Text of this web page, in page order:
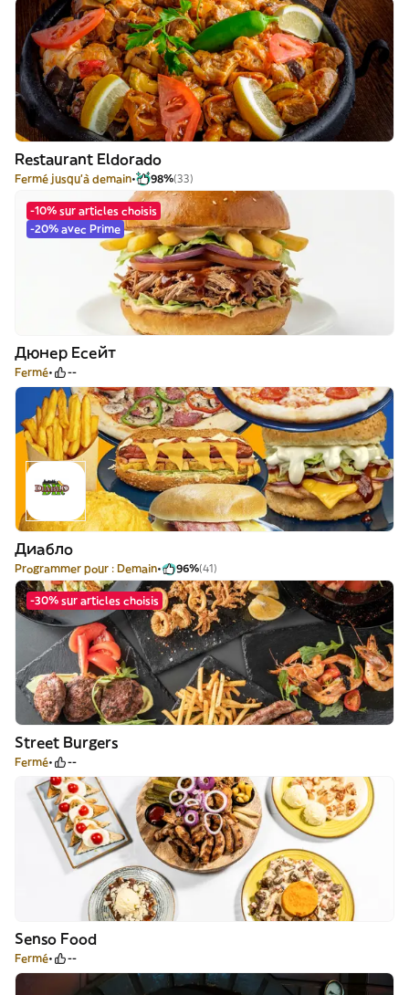
Restaurant Eldorado
Fermé jusqu'à demain 98%(33)
-10% sur articles choisis
-20% avec Prime
Дюнер Есейт
Fermé --
Диабло
Programmer pour : Demain 96%(41)
-30% sur articles choisis
Street Burgers
Fermé --
Senso Food
Fermé --